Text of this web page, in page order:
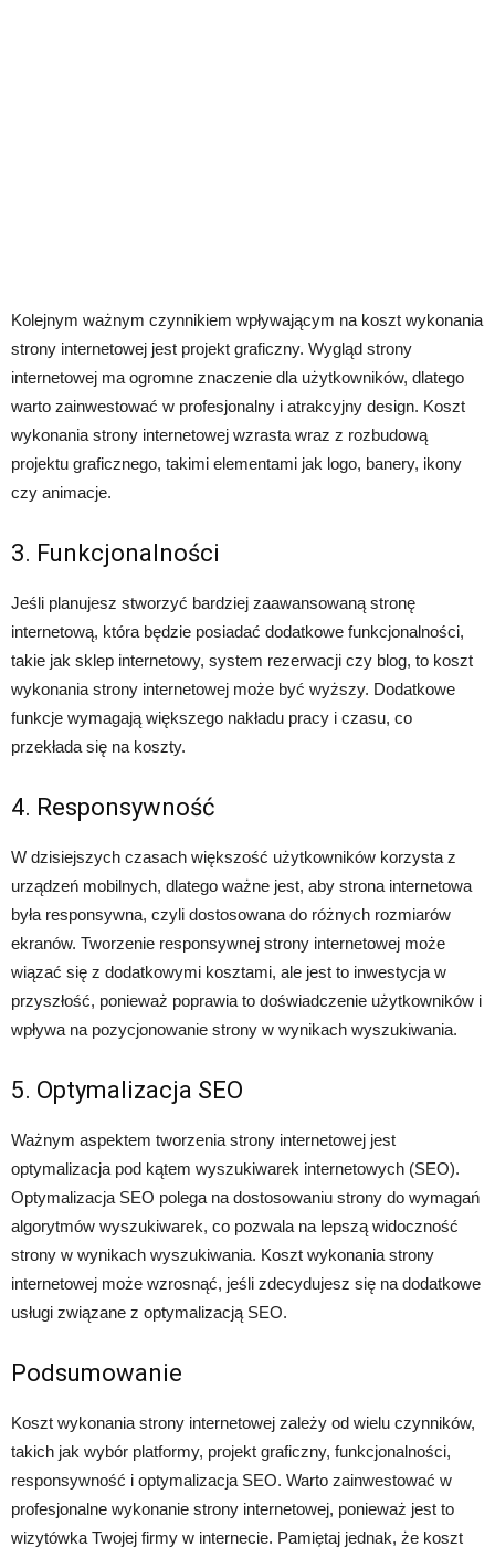
Kolejnym ważnym czynnikiem wpływającym na koszt wykonania
strony internetowej jest projekt graficzny. Wygląd strony
internetowej ma ogromne znaczenie dla użytkowników, dlatego
warto zainwestować w profesjonalny i atrakcyjny design. Koszt
wykonania strony internetowej wzrasta wraz z rozbudową
projektu graficznego, takimi elementami jak logo, banery, ikony
czy animacje.
3. Funkcjonalności
Jeśli planujesz stworzyć bardziej zaawansowaną stronę
internetową, która będzie posiadać dodatkowe funkcjonalności,
takie jak sklep internetowy, system rezerwacji czy blog, to koszt
wykonania strony internetowej może być wyższy. Dodatkowe
funkcje wymagają większego nakładu pracy i czasu, co
przekłada się na koszty.
4. Responsywność
W dzisiejszych czasach większość użytkowników korzysta z
urządzeń mobilnych, dlatego ważne jest, aby strona internetowa
była responsywna, czyli dostosowana do różnych rozmiarów
ekranów. Tworzenie responsywnej strony internetowej może
wiązać się z dodatkowymi kosztami, ale jest to inwestycja w
przyszłość, ponieważ poprawia to doświadczenie użytkowników i
wpływa na pozycjonowanie strony w wynikach wyszukiwania.
5. Optymalizacja SEO
Ważnym aspektem tworzenia strony internetowej jest
optymalizacja pod kątem wyszukiwarek internetowych (SEO).
Optymalizacja SEO polega na dostosowaniu strony do wymagań
algorytmów wyszukiwarek, co pozwala na lepszą widoczność
strony w wynikach wyszukiwania. Koszt wykonania strony
internetowej może wzrosnąć, jeśli zdecydujesz się na dodatkowe
usługi związane z optymalizacją SEO.
Podsumowanie
Koszt wykonania strony internetowej zależy od wielu czynników,
takich jak wybór platformy, projekt graficzny, funkcjonalności,
responsywność i optymalizacja SEO. Warto zainwestować w
profesjonalne wykonanie strony internetowej, ponieważ jest to
wizytówka Twojej firmy w internecie. Pamiętaj jednak, że koszt